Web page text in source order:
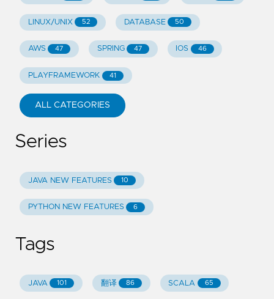
LINUX/UNIX 52 DATABASE 50
AWS 47 SPRING 47 IOS 46
PLAYFRAMEWORK 41
ALL CATEGORIES
Series
JAVA NEW FEATURES 10
PYTHON NEW FEATURES 6
Tags
JAVA 101 翻译 86 SCALA 65